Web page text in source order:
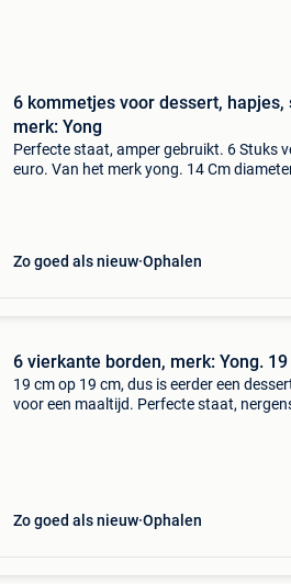
6 kommetjes voor dessert, hapjes,
merk: Yong
Perfecte staat, amper gebruikt. 6 Stuks
euro. Van het merk yong. 14 Cm
Zo goed als nieuw Ophalen
6 vierkante borden, merk: Yong.
19 cm op 19 cm, dus is eerder een
voor een maaltijd. Perfecte staat,
Zo goed als nieuw Ophalen